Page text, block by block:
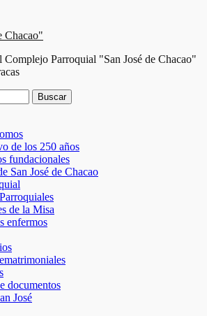
Chacao"
Parroquial "San José de Chacao"
de los 250 años
fundacionales
San José de Chacao
de la Misa
enfermos
documentos
José